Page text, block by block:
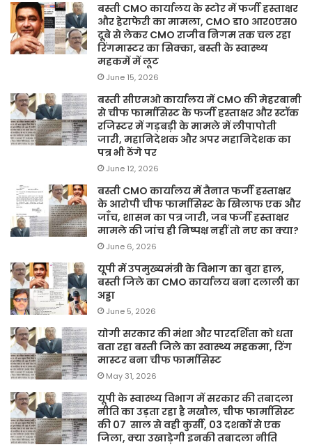
बस्ती CMO कार्यालय के स्टोर में फर्जी हस्ताक्षर
और हेराफेरी का मामला, CMO डा० आर०एस०
दूबे से लेकर CMO राजीव निगम तक चल रहा
रिंगमास्टर का सिक्का, बस्ती के स्वास्थ्य
महकमें में लूट
June 15, 2026
बस्ती सीएमओ कार्यालय में CMO की मेहरबानी
से चीफ फार्मासिस्ट के फर्जी हस्ताक्षर और स्टॉक
रजिस्टर में गड़बड़ी के मामले में लीपापोती
जारी, महानिदेशक और अपर महानिदेशक का
पत्र भी ठेंगे पर
June 12, 2026
बस्ती CMO कार्यालय में तैनात फर्जी हस्ताक्षर
के आरोपी चीफ फार्मासिस्ट के खिलाफ एक और
जाँच, शासन का पत्र जारी, जब फर्जी हस्ताक्षर
मामले की जांच ही निष्पक्ष नहीं तो नए का क्या?
June 6, 2026
यूपी में उपमुख्यमंत्री के विभाग का बुरा हाल,
बस्ती जिले का CMO कार्यालय बना दलाली का
अड्डा
June 5, 2026
योगी सरकार की मंशा और पारदर्शिता को धता
बता रहा बस्ती जिले का स्वास्थ्य महकमा, रिंग
मास्टर बना चीफ फार्मासिस्ट
May 31, 2026
यूपी के स्वास्थ्य विभाग में सरकार की तबादला
नीति का उड़ता रहा है मखौल, चीफ फार्मासिस्ट
की 07 साल से वही कुर्सी, 03 दशकों से एक
जिला, क्या उखाड़ेगी इनकी तबादला नीति